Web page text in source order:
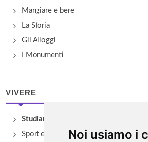
Noi usiamo i
Mangiare e bere
La Storia
Gli Alloggi
I Monumenti
VIVERE
Studiare
Sport e Benessere